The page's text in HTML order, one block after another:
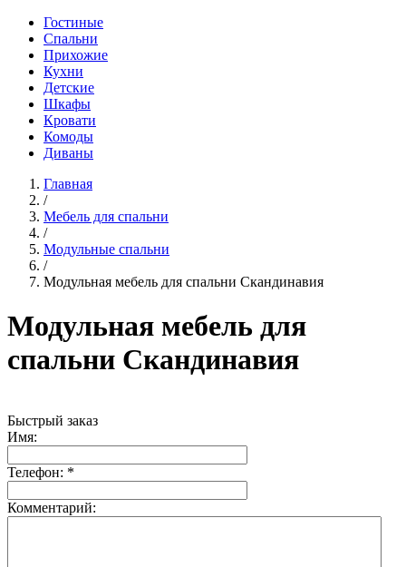
Гостиные
Спальни
Прихожие
Кухни
Детские
Шкафы
Кровати
Комоды
Диваны
Главная
/
Мебель для спальни
/
Модульные спальни
/
Модульная мебель для спальни Скандинавия
Модульная мебель для
спальни Скандинавия
Быстрый заказ
Имя:
Телефон: *
Комментарий: